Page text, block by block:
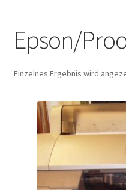
Mein Konto
Epson/
Einzelnes Ergebnis wird